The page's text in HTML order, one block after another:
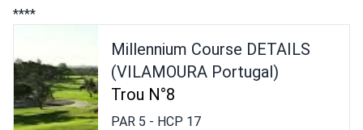
****
Millennium Course DETAILS
(VILAMOURA Portugal)
Trou N°8
PAR 5 - HCP 17